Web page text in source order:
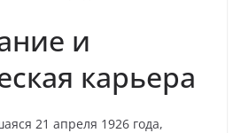
и
карьера
21 апреля 1926 года,